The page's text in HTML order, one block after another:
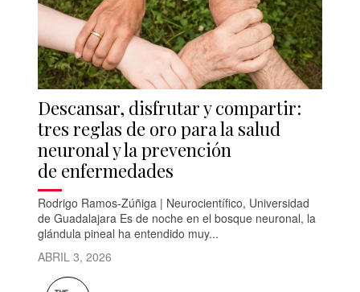
Descansar, disfrutar y compartir:
tres reglas de oro para la salud
neuronal y la prevención
de enfermedades
Rodrigo Ramos-Zúñiga | Neurocientífico, Universidad
de Guadalajara Es de noche en el bosque neuronal, la
glándula pineal ha entendido muy...
ABRIL 3, 2026